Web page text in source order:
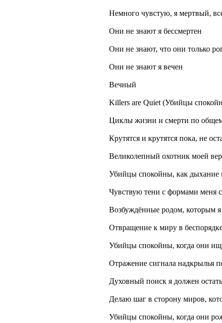
Немного чувстую, я мертвый,
Они не знают я бессмертен
Они не знают, что они только
Они не знают я вечен
Вечный
Killers are Quiet (Убийцы
Циклы жизни и смерти по
Крутятся и крутятся пока, не
Великолепный охотник моей
Убийцы спокойны, как дыхание
Чувствую тени с формами меня
Возбуждённые родом, которым
Отвращение к миру в
Убийцы спокойны, когда они
Отражение сигнала надкрылья
Духовный поиск я должен
Делаю шаг в сторону миров,
Убийцы спокойны, когда они